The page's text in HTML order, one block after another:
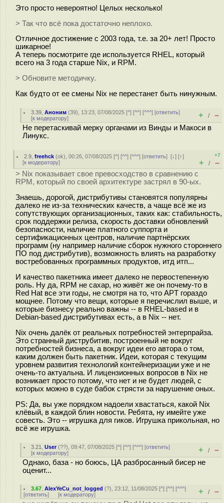
Это просто невероятно! Целых несколько!
> Так что всё пока достаточно неплохо.
Отличное достижение с 2003 года, т.е. за 20+ лет! Просто
шикарное!
А теперь посмотрите где используется RHEL, который
всего на 3 года старше Nix, и RPM.
> Обновите методичку.
Как будто от ее смены Nix не перестанет быть нинужным.
3.39 ,Аноним (39), 13:23, 07/08/2025 [^] [^^] [^^^] [ответить]
[к модератору] + / –
Не перетаскивай мерку органами из Винды и Макоси в
Линукс.
2.9 ,freehck (ok), 00:26, 07/08/2025 [^] [^^] [^^^] [ответить][↓] [↑]
[к модератору]
+7
+ / –
> Nix показывает свое превосходство в сравнению с
RPM, который по своей архитектуре застрял в 90-ых.
Знаешь, дорогой, дистрибутивы становятся популярны
далеко не из-за технических качеств, а чаще всё же из
сопутствующих организационных, таких как: стабильность,
срок поддержки релиза, скорость доставки обновлений
безопасности, наличие платного суппорта и
сертификационных центров, наличие партнёрских
программ (ну например наличие сборок нужного стороннего
ПО под дистрибутив), возможность влиять на разработку
востребованных программных продуктов, итд итп...
И качество пакетника имеет далеко не первостепенную
роль. Ну да, RPM не сахар, но живёт же он почему-то в
Red Hat все эти годы, не смотря на то, что APT гораздо
мощнее. Потому что вещи, которые я перечислил выше, и
которые бизнесу реально важны -- в RHEL-based и в
Debian-based дистрибутивах есть, а в Nix -- нет.
Nix очень далёк от реальных потребностей энтерпрайза.
Это странный диструбитив, построенный не вокруг
потребностей бизнеса, а вокруг идеи его автора о том,
каким должен быть пакетник. Идеи, которая с текущим
уровнем развития технологий контейнеризации уже и не
очень-то актуальна. И лицензионных вопросов в Nix не
возникает просто потому, что нет и не будет людей, с
которых можно в суде бабок стрясти за нарушение оных.
PS: Да, вы уже порядком надоели хвастаться, какой Nix
клёвый, в каждой блин новости. Ребята, ну имейте уже
совесть. Это -- игрушка для гиков. Игрушка прикольная, но
всё же игрушка.
3.21 ,User(??), 09:47, 07/08/2025 [^] [^^] [^^^] [ответить]
[к модератору] + / –
Однако, база - но боюсь, ЦА разбросанный бисер не
оценит...
3.67 ,AlexYeCu_not_logged (?), 23:12, 11/08/2025 [^] [^^] [^^^]
[ответить] [к модератору] + / –